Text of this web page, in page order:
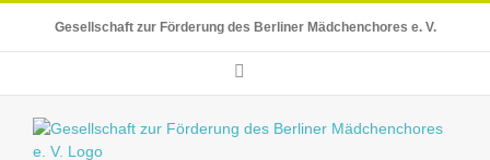
content
Gesellschaft zur Förderung des Berliner Mädchenchores e. V.